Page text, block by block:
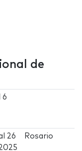
de
6
26
Rosario